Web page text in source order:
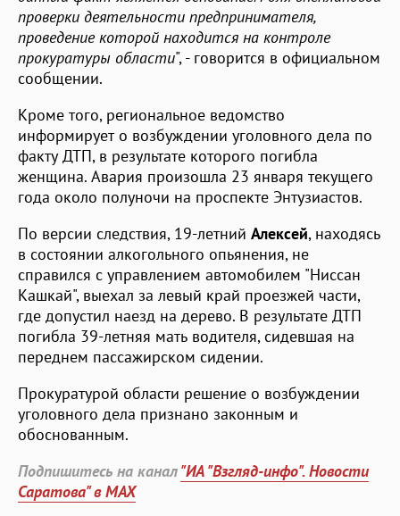
проверки деятельности предпринимателя,
проведение которой находится на контроле
прокуратуры области", - говорится в официальном
сообщении.
Кроме того, региональное ведомство
информирует о возбуждении уголовного дела по
факту ДТП, в результате которого погибла
женщина. Авария произошла 23 января текущего
года около полуночи на проспекте Энтузиастов.
По версии следствия, 19-летний Алексей, находясь
в состоянии алкогольного опьянения, не
справился с управлением автомобилем "Ниссан
Кашкай", выехал за левый край проезжей части,
где допустил наезд на дерево. В результате ДТП
погибла 39-летняя мать водителя, сидевшая на
переднем пассажирском сидении.
Прокуратурой области решение о возбуждении
уголовного дела признано законным и
обоснованным.
Подпишитесь на канал"ИА "Взгляд-инфо". Новости
Саратова" в MAX